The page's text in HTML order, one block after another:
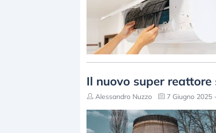
Il nuovo super reattore
Alessandro Nuzzo 7 Giugno 2025